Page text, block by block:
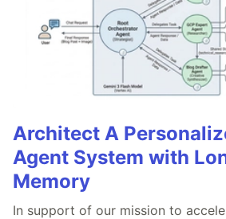
Architect A
Agent System with
Memory
In support of our mission to